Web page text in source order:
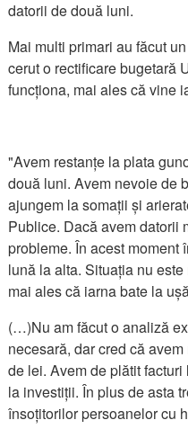
datorii de două luni.
Mai multi primari au făcut
cerut o rectificare bugetară
funcționa, mai ales că vine
"Avem restanțe la plata
două luni. Avem nevoie de
ajungem la somații și
Publice. Dacă avem datorii
probleme. În acest moment
lună la alta. Situația nu
mai ales că iarna bate la
(…)Nu am făcut o analiză
necesară, dar cred că
de lei. Avem de plătit
la investiții. În plus de asta
însoțitorilor persoanelor cu